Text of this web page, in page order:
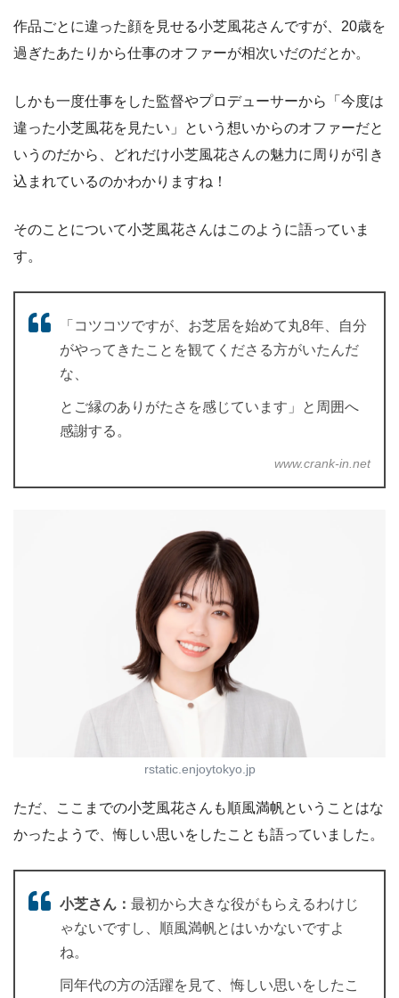
作品ごとに違った顔を見せる小芝風花さんですが、20歳を
過ぎたあたりから仕事のオファーが相次いだのだとか。
しかも一度仕事をした監督やプロデューサーから「今度は
違った小芝風花を見たい」という想いからのオファーだと
いうのだから、どれだけ小芝風花さんの魅力に周りが引き
込まれているのかわかりますね！
そのことについて小芝風花さんはこのように語っていま
す。
「コツコツですが、お芝居を始めて丸8年、自分
がやってきたことを観てくださる方がいたんだ
な、
とご縁のありがたさを感じています」と周囲へ
感謝する。
www.crank-in.net
rstatic.enjoytokyo.jp
ただ、ここまでの小芝風花さんも順風満帆ということはな
かったようで、悔しい思いをしたことも語っていました。
小芝さん： 最初から大きな役がもらえるわけじ
ゃないですし、順風満帆とはいかないですよ
ね。
同年代の方の活躍を見て、悔しい思いをしたこ